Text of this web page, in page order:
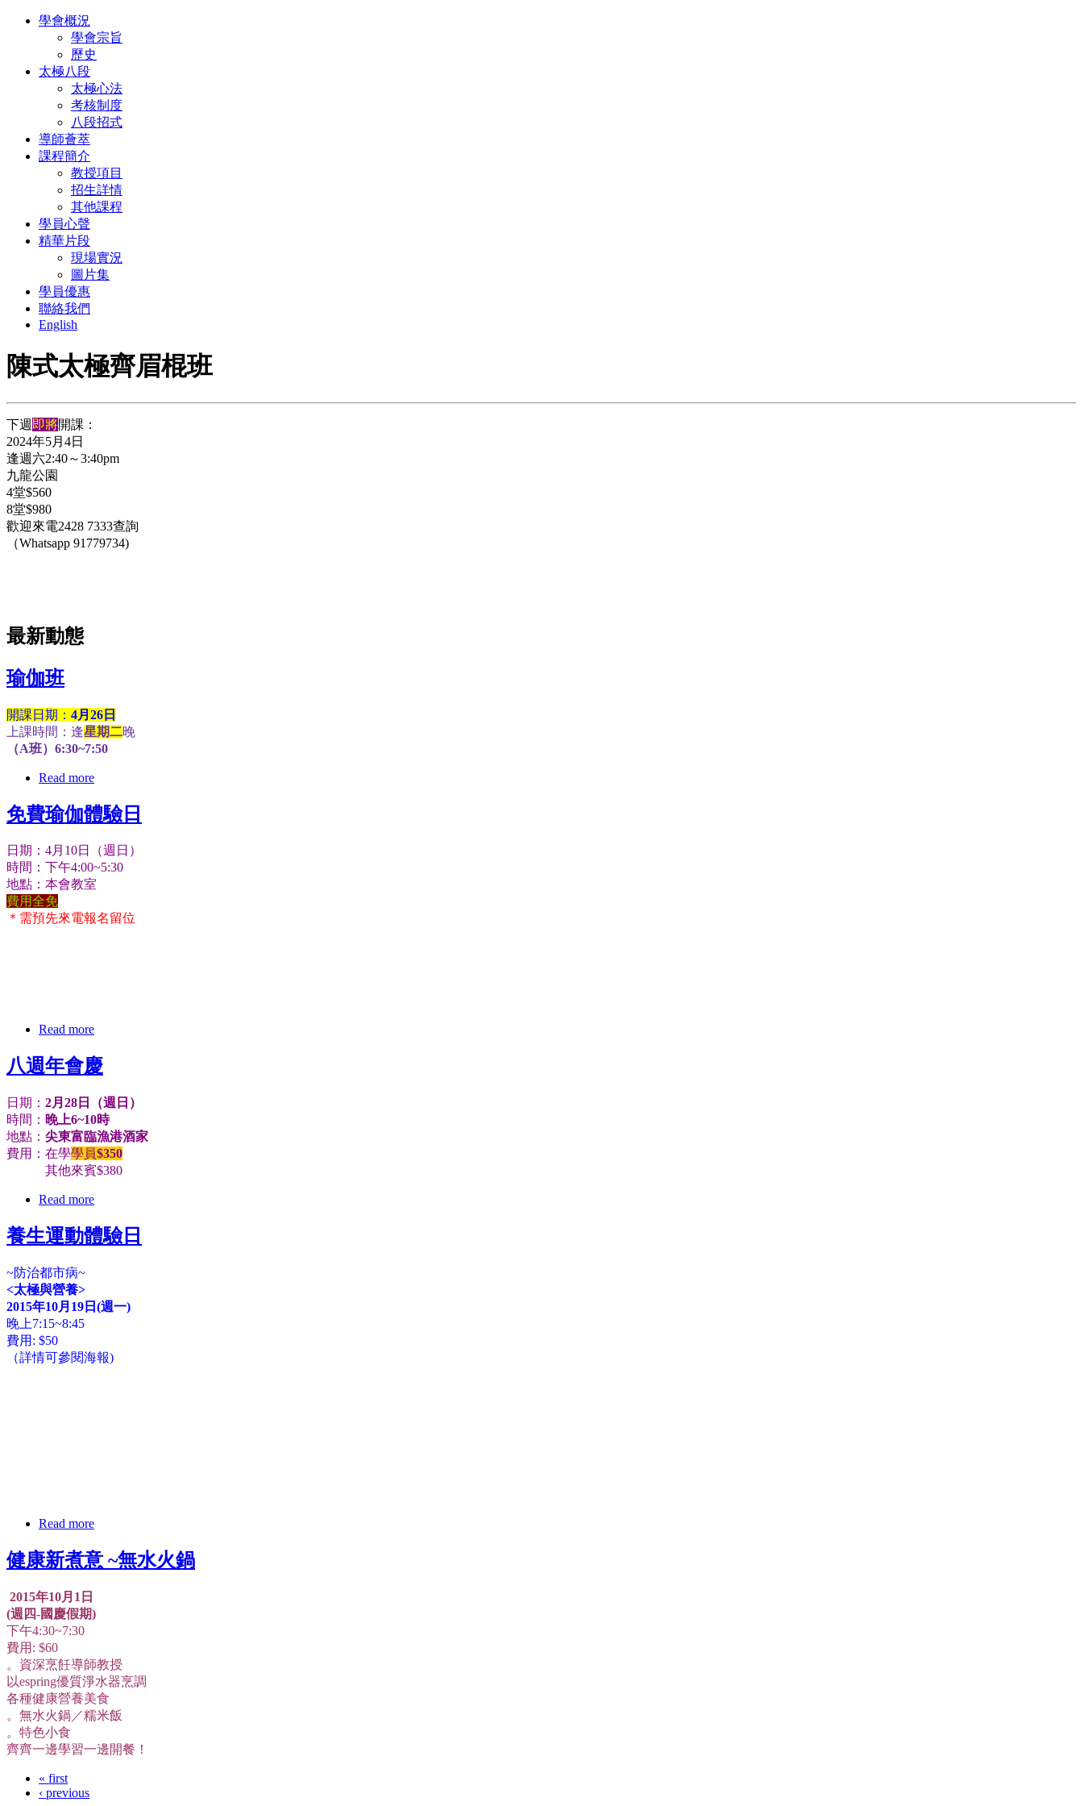
學會概況
學會宗旨
歷史
太極八段
太極心法
考核制度
八段招式
導師薈萃
課程簡介
教授項目
招生詳情
其他課程
學員心聲
精華片段
現場實況
圖片集
學員優惠
聯絡我們
English
陳式太極齊眉棍班
下週 即將開課：
2024年5月4日
逢週六2:40～3:40pm
九龍公園
4堂$560
8堂$980
歡迎來電2428 7333查詢
（Whatsapp 91779734)
最新動態
瑜伽班
開課日期： 4月26日
上課時間：逢星期二晚
（A班）6:30~7:50
Read more
免費瑜伽體驗日
日期：4月10日（週日）
時間：下午4:00~5:30
地點：本會教室
費用全免
＊需預先來電報名留位
Read more
八週年會慶
日期： 2月28日（週日）
時間： 晚上6~10時
地點： 尖東富臨漁港酒家
費用：在學學員$350
其他來賓$380
Read more
養生運動體驗日
~防治都市病~
<太極與營養>
2015年10月19日(週一)
晚上7:15~8:45
費用: $50
（詳情可參閱海報)
Read more
健康新煮意 ~無水火鍋
2015年10月1日
(週四-國慶假期)
下午4:30~7:30
費用: $60
。資深烹飪導師教授
以espring優質淨水器烹調
各種健康營養美食
。無水火鍋／糯米飯
。特色小食
齊齊一邊學習一邊開餐！
« first
‹ previous